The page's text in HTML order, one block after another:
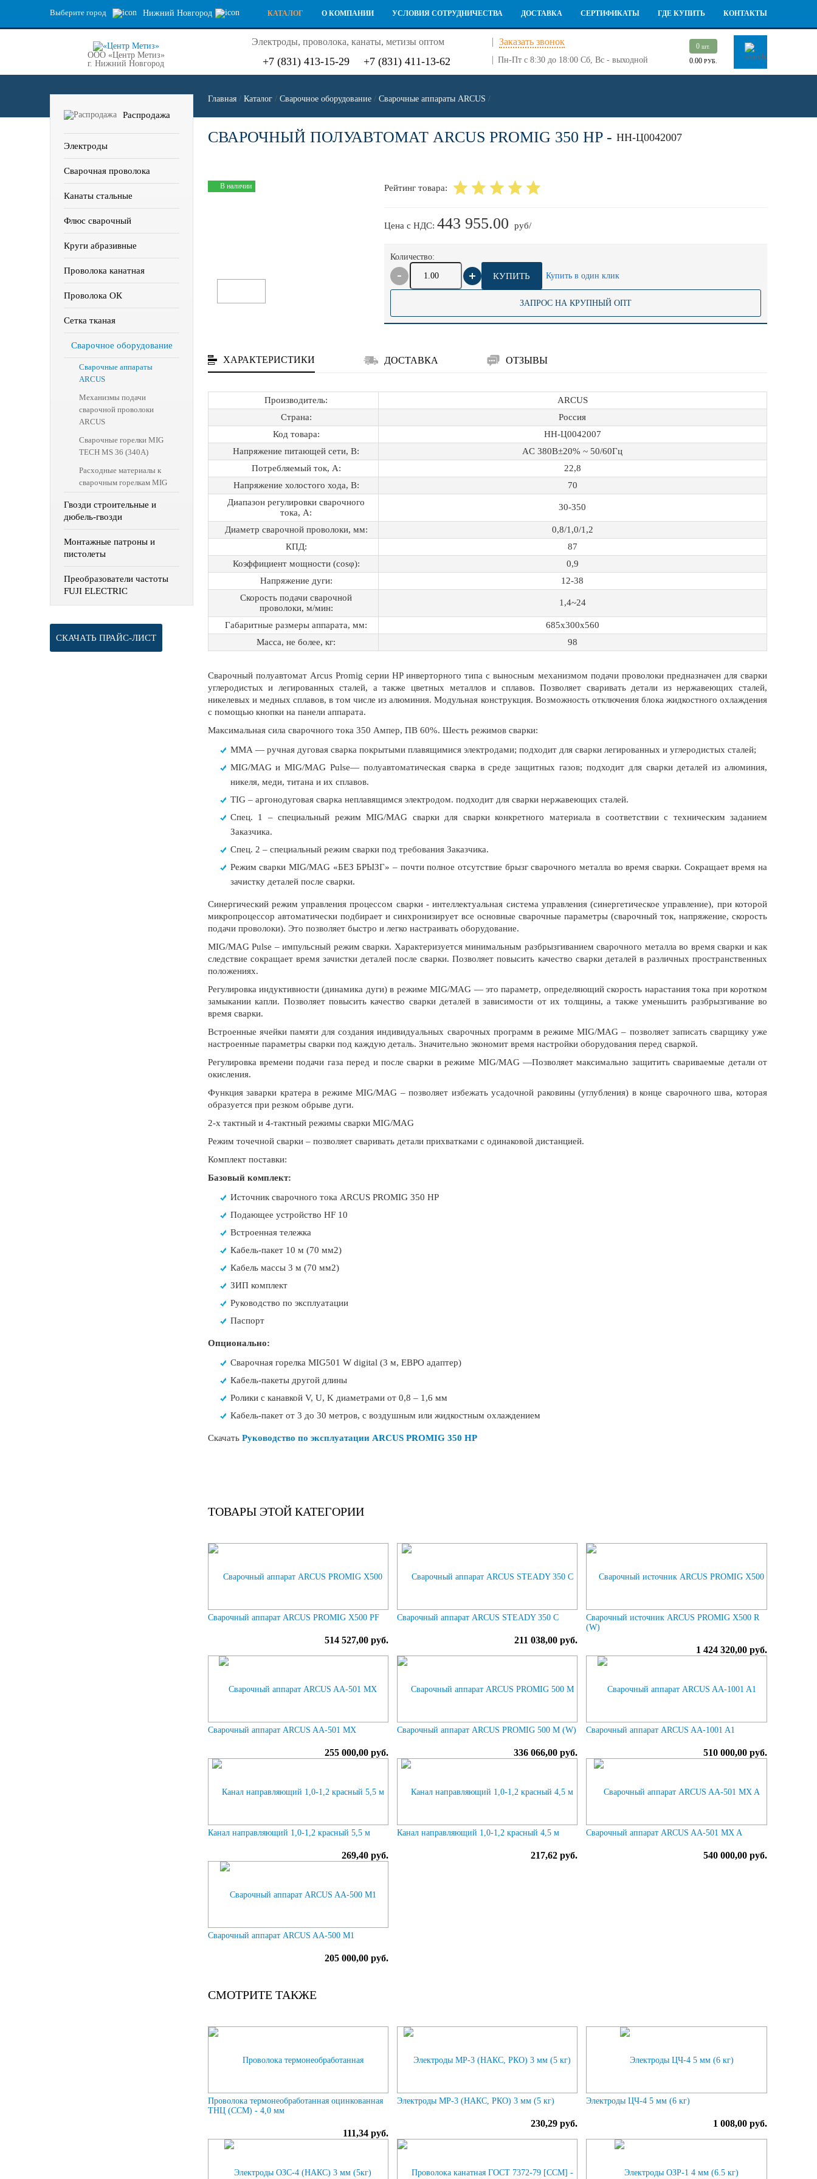
Выберите город Нижний Новгород КАТАЛОГ О КОМПАНИИ УСЛОВИЯ СОТРУДНИЧЕСТВА ДОСТАВКА СЕРТИФИКАТЫ ГДЕ КУПИТЬ КОНТАКТЫ
ООО «Центр Метиз»
г. Нижний Новгород
Электроды, проволока, канаты, метизы оптом Заказать звонок
+7 (831) 413-15-29 +7 (831) 411-13-62 Пн-Пт с 8:30 до 18:00 Сб, Вс - выходной
0шт.
0.00 РУБ.
Распродажа
Электроды
Сварочная проволока
Канаты стальные
Флюс сварочный
Круги абразивные
Проволока канатная
Проволока ОК
Сетка тканая
Сварочное оборудование
Сварочные аппараты
ARCUS
Механизмы подачи
сварочной проволоки
ARCUS
Сварочные горелки MIG
TECH MS 36 (340A)
Расходные материалы к
сварочным горелкам MIG
Гвозди строительные и
дюбель-гвозди
Монтажные патроны и
пистолеты
Преобразователи частоты
FUJI ELECTRIC
СКАЧАТЬ ПРАЙС-ЛИСТ
Главная / Каталог / Сварочное оборудование / Сварочные аппараты ARCUS /
СВАРОЧНЫЙ ПОЛУАВТОМАТ ARCUS PROMIG 350 HP - НН-Ц0042007
В наличии Рейтинг товара:
Цена с НДС: 443 955.00 руб/
Количество:
КУПИТЬ Купить в один клик
ЗАПРОС НА КРУПНЫЙ ОПТ
ХАРАКТЕРИСТИКИ ДОСТАВКА ОТЗЫВЫ
Производитель:
ARCUS
Страна:
Россия
Код товара:
НН-Ц0042007
Напряжение питающей сети, В:
AC 380В±20% ~ 50/60Гц
Потребляемый ток, А:
22,8
Напряжение холостого хода, В:
70
Диапазон регулировки сварочного
тока, А:
30-350
Диаметр сварочной проволоки, мм:
0,8/1,0/1,2
КПД:
87
Коэффициент мощности (cosφ):
0,9
Напряжение дуги:
12-38
Скорость подачи сварочной
проволоки, м/мин:
1,4~24
Габаритные размеры аппарата, мм:
685х300х560
Масса, не более, кг:
98
Сварочный полуавтомат Arcus Promig серии HP инверторного типа с выносным механизмом подачи проволоки предназначен для сварки
углеродистых и легированных сталей, а также цветных металлов и сплавов. Позволяет сваривать детали из нержавеющих сталей,
никелевых и медных сплавов, в том числе из алюминия. Модульная конструкция. Возможность отключения блока жидкостного охлаждения
с помощью кнопки на панели аппарата.
Максимальная сила сварочного тока 350 Ампер, ПВ 60%. Шесть режимов сварки:
ММА — ручная дуговая сварка покрытыми плавящимися электродами; подходит для сварки легированных и углеродистых сталей;
MIG/MAG и MIG/MAG Pulse— полуавтоматическая сварка в среде защитных газов; подходит для сварки деталей из алюминия,
никеля, меди, титана и их сплавов.
TIG – аргонодуговая сварка неплавящимся электродом. подходит для сварки нержавеющих сталей.
Спец. 1 – специальный режим MIG/MAG сварки для сварки конкретного материала в соответствии с техническим заданием
Заказчика.
Спец. 2 – специальный режим сварки под требования Заказчика.
Режим сварки MIG/MAG «БЕЗ БРЫЗГ» – почти полное отсутствие брызг сварочного металла во время сварки. Сокращает время на
зачистку деталей после сварки.
Синергический режим управления процессом сварки - интеллектуальная система управления (синергетическое управление), при которой
микропроцессор автоматически подбирает и синхронизирует все основные сварочные параметры (сварочный ток, напряжение, скорость
подачи проволоки). Это позволяет быстро и легко настраивать оборудование.
MIG/MAG Pulse – импульсный режим сварки. Характеризуется минимальным разбрызгиванием сварочного металла во время сварки и как
следствие сокращает время зачистки деталей после сварки. Позволяет повысить качество сварки деталей в различных пространственных
положениях.
Регулировка индуктивности (динамика дуги) в режиме MIG/MAG — это параметр, определяющий скорость нарастания тока при коротком
замыкании капли. Позволяет повысить качество сварки деталей в зависимости от их толщины, а также уменьшить разбрызгивание во
время сварки.
Встроенные ячейки памяти для создания индивидуальных сварочных программ в режиме MIG/MAG – позволяет записать сварщику уже
настроенные параметры сварки под каждую деталь. Значительно экономит время настройки оборудования перед сваркой.
Регулировка времени подачи газа перед и после сварки в режиме MIG/MAG —Позволяет максимально защитить свариваемые детали от
окисления.
Функция заварки кратера в режиме MIG/MAG – позволяет избежать усадочной раковины (углубления) в конце сварочного шва, которая
образуется при резком обрыве дуги.
2-х тактный и 4-тактный режимы сварки MIG/MAG
Режим точечной сварки – позволяет сваривать детали прихватками с одинаковой дистанцией.
Комплект поставки:
Базовый комплект:
Источник сварочного тока ARCUS PROMIG 350 HP
Подающее устройство HF 10
Встроенная тележка
Кабель-пакет 10 м (70 мм2)
Кабель массы 3 м (70 мм2)
ЗИП комплект
Руководство по эксплуатации
Паспорт
Опционально:
Сварочная горелка MIG501 W digital (3 м, ЕВРО адаптер)
Кабель-пакеты другой длины
Ролики с канавкой V, U, K диаметрами от 0,8 – 1,6 мм
Кабель-пакет от 3 до 30 метров, с воздушным или жидкостным охлаждением
Скачать Руководство по эксплуатации ARCUS PROMIG 350 HP
ТОВАРЫ ЭТОЙ КАТЕГОРИИ
Сварочный аппарат ARCUS PROMIG X500 PF
514 527,00 руб.
Сварочный аппарат ARCUS STEADY 350 C
211 038,00 руб.
Сварочный источник ARCUS PROMIG X500 R
(W)
1 424 320,00 руб.
Сварочный аппарат ARCUS AA-501 MX
255 000,00 руб.
Сварочный аппарат ARCUS PROMIG 500 M (W)
336 066,00 руб.
Сварочный аппарат ARCUS AA-1001 A1
510 000,00 руб.
Канал направляющий 1,0-1,2 красный 5,5 м
269,40 руб.
Канал направляющий 1,0-1,2 красный 4,5 м
217,62 руб.
Сварочный аппарат ARCUS AA-501 MX A
540 000,00 руб.
Сварочный аппарат ARCUS AA-500 M1
205 000,00 руб.
СМОТРИТЕ ТАКЖЕ
Проволока термонеобработанная оцинкованная
ТНЦ (ССМ) - 4,0 мм
111,34 руб.
Электроды МР-3 (НАКС, РКО) 3 мм (5 кг)
230,29 руб.
Электроды ЦЧ-4 5 мм (6 кг)
1 008,00 руб.